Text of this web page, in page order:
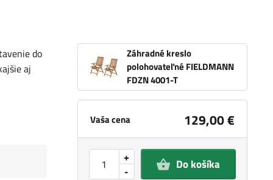
Záhradné kreslo
polohovateľné FIELDMANN
FDZN 4001-T
Vaša cena 129,00 €
-
+ Do košíka
do
aj